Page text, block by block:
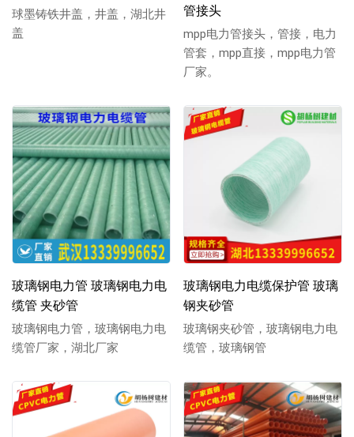
球墨铸铁井盖，井盖，湖北井
盖
管接头
mpp电力管接头，管接，电力
管套，mpp直接，mpp电力管
厂家。
玻璃钢电力管 玻璃钢电力电
缆管 夹砂管
玻璃钢电力管，玻璃钢电力电
缆管厂家，湖北厂家
玻璃钢电力电缆保护管 玻璃
钢夹砂管
玻璃钢夹砂管，玻璃钢电力电
缆管，玻璃钢管